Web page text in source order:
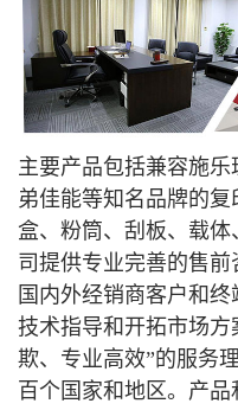
主要产品包括兼容施
弟佳能等知名品牌的
盒、粉筒、刮板、载
司提供专业完善的售
国内外经销商客户和终
技术指导和开拓市场
欺、专业高效”的服务
百个国家和地区。产